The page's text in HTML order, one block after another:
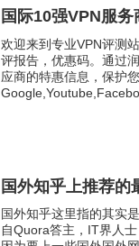
国际10强VPN服务
欢迎来到专业VPN评测
评报告，优惠码。通过
应商的特惠信息，保护
国外知乎上推荐的
国外知乎这里指的其实
自Quora答主，IT界人